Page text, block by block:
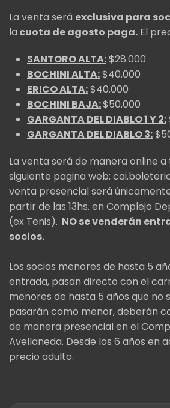
La venta será exclusiva para
la cuota de agosto paga. El
SANTORO ALTA:$28.000
BOCHINI ALTA:$40.000
ERICO ALTA:$40.000
BOCHINI BAJA:$50.000
GARGANTA DEL DIABLO 1 Y 2:
GARGANTA DEL DIABLO 3:
La venta será de manera online
siguiente pagina web:
venta presencial será
partir de las 13hs. en Complejo
(ex Tenis). NO se venderán
socios.
Los socios menores de hasta 5
entrada, pasan directo con el
menores de hasta 5 años que no
pasarán como menor, deberán
de manera presencial en el
Avellaneda. Desde los 6 años en
precio adulto.